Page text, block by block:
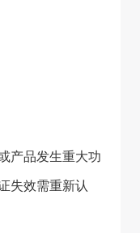
产品发生重大功
失效需重新认